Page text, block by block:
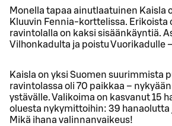
Monella tapaa ainutlaatuinen Kaisla
Kluuvin Fennia-korttelissa. Erikoista
ravintolalla on kaksi sisäänkäyntiä.
Vilhonkadulta ja poistu Vuorikadulle
Kaisla on yksi Suomen suurimmista
ravintolassa oli 70 paikkaa –
ystävälle. Valikoima on kasvanut 15
oluesta nykymittoihin: 39
Mikä ihana valinnanvaikeus!